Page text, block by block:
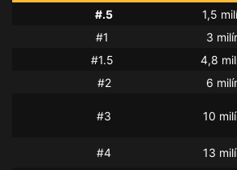
#.5
1,5
#1
3
#1.5
4,8
#2
6
#3 10
#4 13